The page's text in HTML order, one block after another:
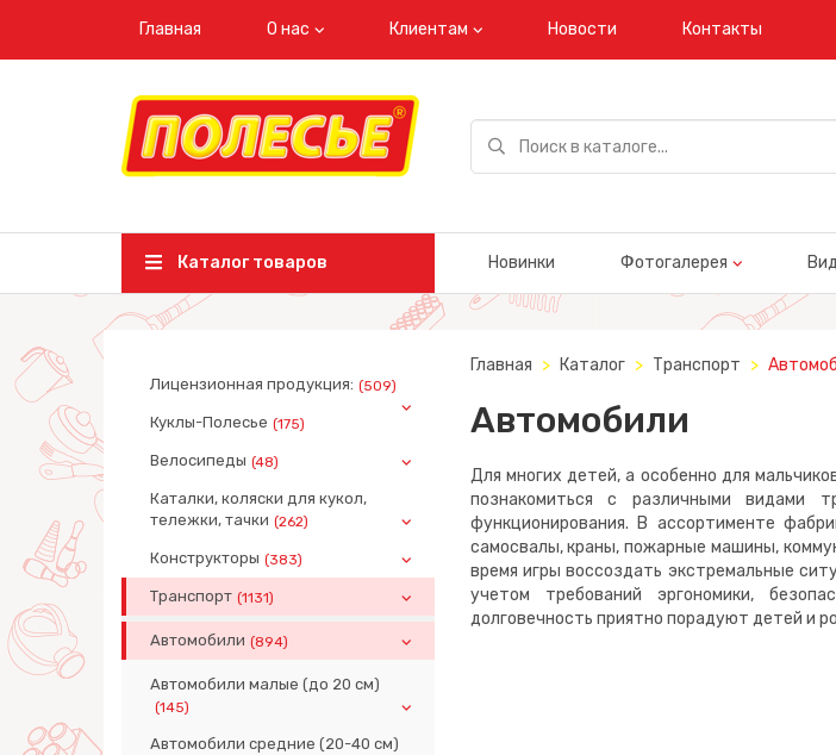
Главная О нас Клиентам Новости Контакты
Каталог товаров Новинки Фотогалерея
Лицензионная продукция: (509)
Куклы-Полесье (175)
Велосипеды (48)
Каталки, коляски для кукол,
тележки, тачки (262)
Конструкторы (383)
Транспорт (1131)
Автомобили (894)
Автомобили малые (до 20 см)
(145)
Автомобили средние (20-40 см)
Главная Каталог Транспорт
Автомобили
Для многих детей, а особенно для
познакомиться с различными видами
функционирования. В ассортименте
самосвалы, краны, пожарные машины,
время игры воссоздать экстремальные
учетом требований эргономики,
долговечность приятно порадуют детей и